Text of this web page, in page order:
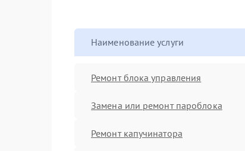
Наименование услуги
Ремонт блока управления
Замена или ремонт пароблока
Ремонт капучинатора